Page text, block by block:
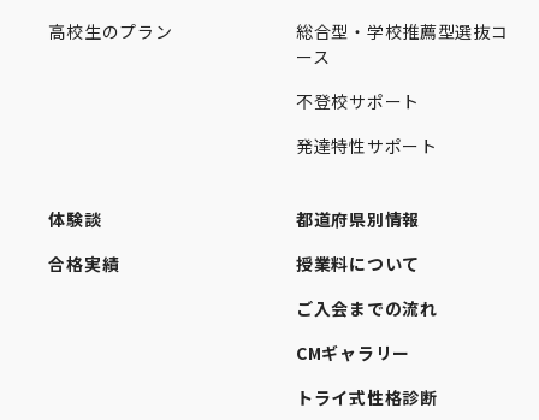
高校生のプラン
総合型・学校推薦型選抜コ
ース
不登校サポート
発達特性サポート
体験談
合格実績
都道府県別情報
授業料について
ご入会までの流れ
CMギャラリー
トライ式性格診断